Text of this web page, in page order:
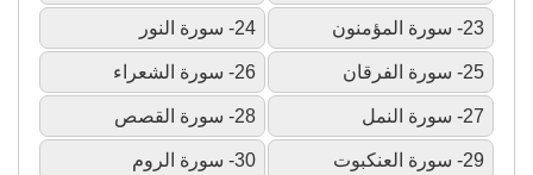
23- سورة المؤمنون 24- سورة النور
25- سورة الفرقان 26- سورة الشعراء
27- سورة النمل 28- سورة القصص
29- سورة العنكبوت 30- سورة الروم